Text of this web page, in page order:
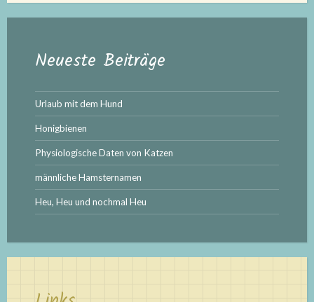
Neueste Beiträge
Urlaub mit dem Hund
Honigbienen
Physiologische Daten von Katzen
männliche Hamsternamen
Heu, Heu und nochmal Heu